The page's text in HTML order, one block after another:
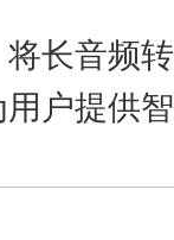
音频转
户提供